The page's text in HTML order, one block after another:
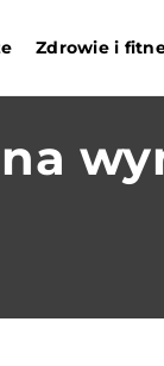
Zdrowie i